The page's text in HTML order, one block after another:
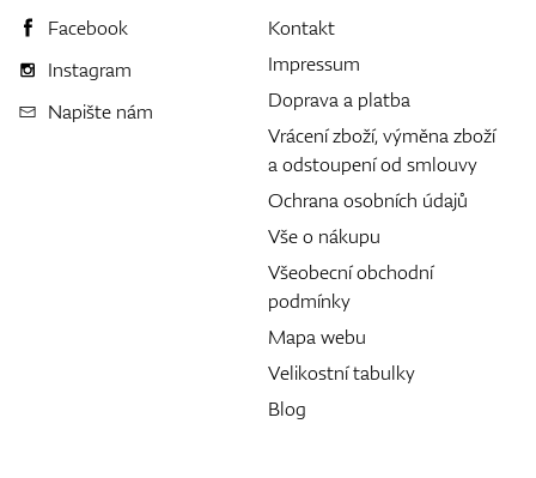
Facebook
Instagram
Napište nám
Kontakt
Impressum
Doprava a platba
Vrácení zboží, výměna zboží
a odstoupení od smlouvy
Ochrana osobních údajů
Vše o nákupu
Všeobecní obchodní
podmínky
Mapa webu
Velikostní tabulky
Blog